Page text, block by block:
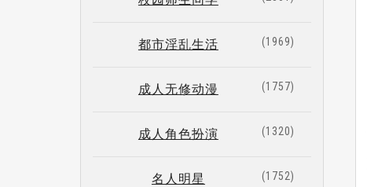
都市淫乱生活 1969
成人无修动漫 1757
成人角色扮演 1320
名人明星 1752